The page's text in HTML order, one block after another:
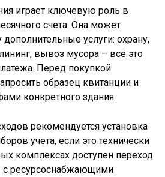
играет ключевую роль в
счета. Она может
услуги: охрану,
вывоз мусора – всё это
Перед покупкой
образец квитанции и
конкретного здания.
рекомендуется установка
учета, если это технически
комплексах доступен переход
ресурсоснабжающими